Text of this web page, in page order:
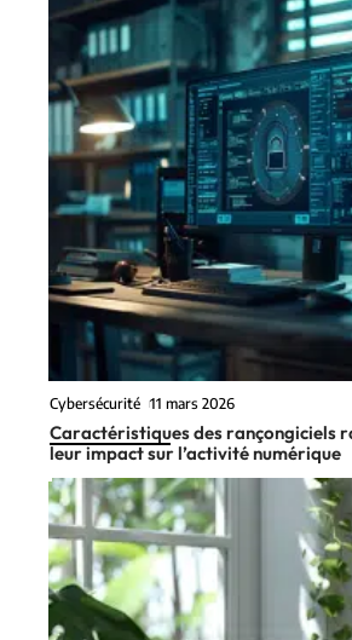
Cybersécurité 11 mars 2026
Caractéristiques des rançongiciels
leur impact sur l’activité numérique